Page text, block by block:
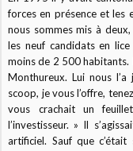
forces en présence et les
nous sommes mis à
les neuf candidats en lice
moins de 2 500 habitants.
Monthureux. Lui nous l’a
scoop, je vous l’offre,
vous crachait un
l’investisseur. » Il
artificiel. Sauf que